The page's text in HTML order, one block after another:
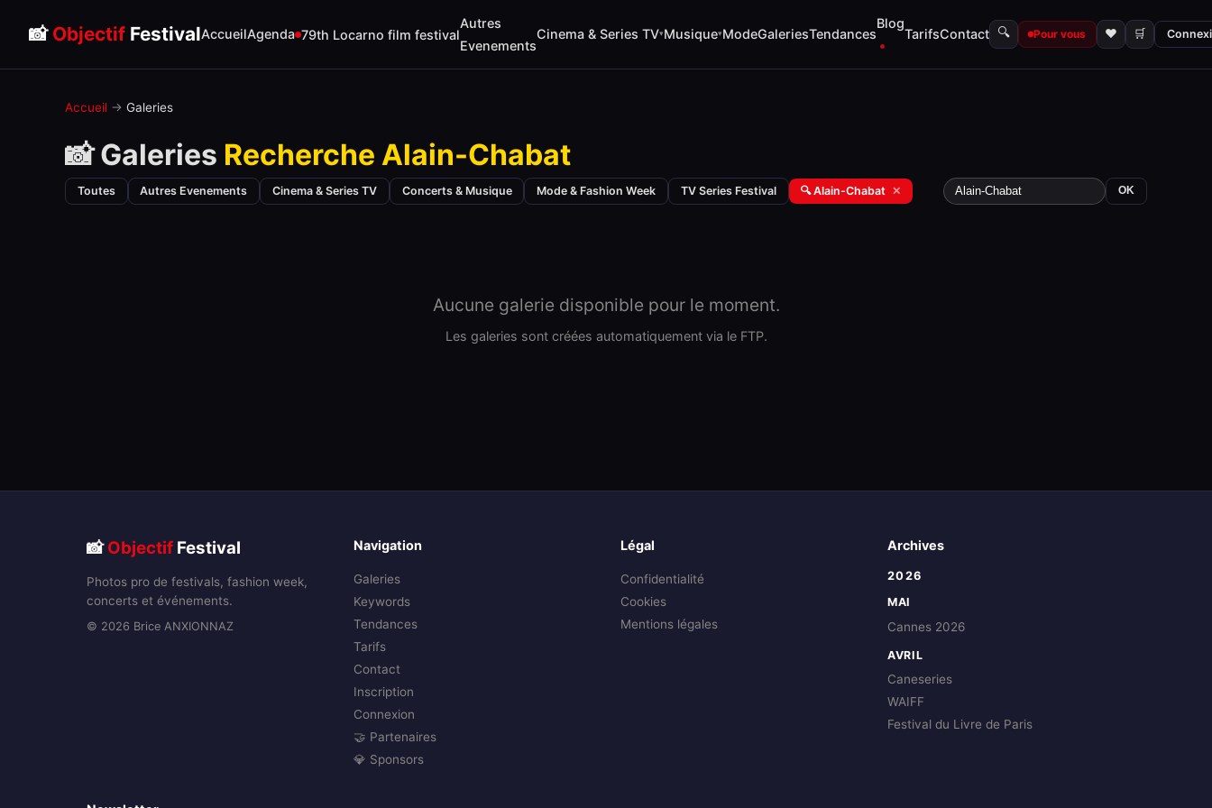
📸 Objectif FestivalAccueilAgenda 79th Locarno film festival
Autres
Evenements
Cinema & Series TV▾Musique▾ModeGaleriesTendances
Blog
TarifsContact 🔍 Pour vous ♥ 🛒
Accueil → Galeries
📸 Galeries Recherche Alain-Chabat
Toutes Autres Evenements Cinema & Series TV Concerts & Musique Mode & Fashion Week TV Series Festival 🔍 Alain-Chabat ✕ OK
Aucune galerie disponible pour le moment.
Les galeries sont créées automatiquement via le FTP.
📸Objectif Festival
Photos pro de festivals, fashion week,
concerts et événements.
© 2026 Brice ANXIONNAZ
Navigation
Galeries
Keywords
Tendances
Tarifs
Contact
Inscription
Connexion
🤝 Partenaires
💎 Sponsors
Légal
Confidentialité
Cookies
Mentions légales
Archives
2026
MAI
Cannes 2026
AVRIL
Caneseries
WAIFF
Festival du Livre de Paris